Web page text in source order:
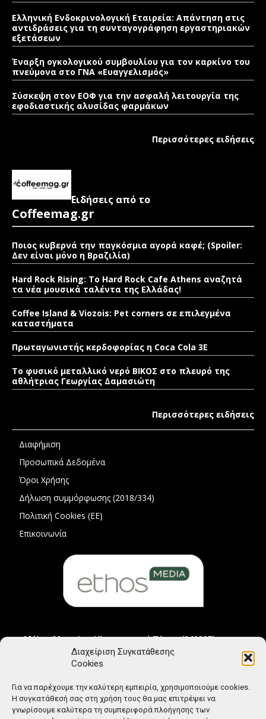
Διαχείριση Συγκατάθεσης
Cookies
Για να παρέχουμε την καλύτερη εμπειρία, χρησιμοποιούμε cookies.
Η συγκατάθεσή σας στη χρήση τους θα μας επιτρέψει να
γνωρίσουμε καλύτερα τη συμπεριφορά πλοήγησης των
Ελληνική Ενδοκρινολογική Εταιρεία: Απάντηση στις
αντιδράσεις για τη συνταγογράφηση εργαστηριακών
εξετάσεων
Έναρξη ογκολογικού συμβουλίου για τον καρκίνο του
πνεύμονα στο ΓΝΑ «Ευαγγελισμός»
Σύσκεψη στον ΕΟΦ για την ασφαλή λειτουργία της
εφοδιαστικής αλυσίδας φαρμάκων
Περισσότερες ειδήσεις
Ειδήσεις από το
Coffeemag.gr
Ποιος κυβερνά την παγκόσμια αγορά καφέ; (Spoiler:
Δεν είναι μόνο η Βραζιλία)
Hard Rock Rising: Το Hard Rock Cafe Athens αναζητά
τα νέα μουσικά ταλέντα της Ελλάδας!
Coffee Island & Viozois: Pet corners σε επιλεγμένα
καταστήματα
Πρωταγωνιστής κερδοφορίας η Coca Cola 3E
Το φυσικό μεταλλικό νερό ΒΙΚΟΣ στο πλευρό της
αθλήτριας Γεωργίας Δαμασιώτη
Περισσότερες ειδήσεις
Διαφήμιση
Προσωπικά Δεδομένα
Όροι Χρήσης
Δήλωση συμμόρφωσης (2018/334)
Πολιτική Cookies (ΕΕ)
Επικοινωνία
Μέλος Μητρώου Ηλεκτρονικού Τύπου (242225)